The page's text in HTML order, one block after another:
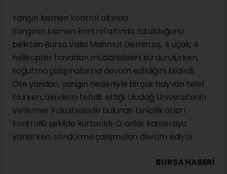
Yangın kısmen kontrol altında
Yangının kısmen kontrol altında tutulduğunu
belirten Bursa Valisi Mahmut Demirtaş, 4 uçak, 4
helikopter havadan müdahalesini sürdürülürken,
soğutma çalışmalarına devam edildiğini bildirdi.
Öte yandan, yangın nedeniyle birçok hayvan telef
olurken, alevlerin tehdit ettiği Uludağ Üniversitenin
Veteriner Fakültesinde bulunan binicilik atları
kontrollü şekilde kurtarıldı. O anlar kameraya
yansırken, söndürme çalışmaları devam ediyor.
BURSA HABERİ